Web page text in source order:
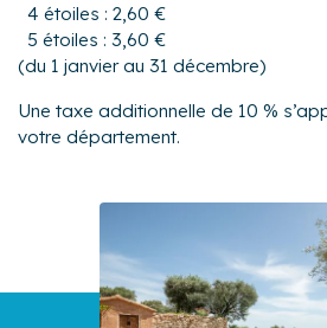
4 étoiles : 2,60 €
5 étoiles : 3,60 €
(du 1 janvier au 31 décembre)
Une taxe additionnelle de 10 %
votre département.